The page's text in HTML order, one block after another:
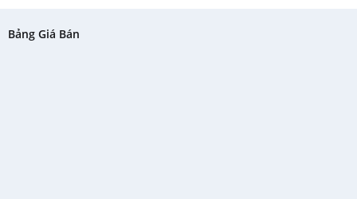
Bảng Giá Bán